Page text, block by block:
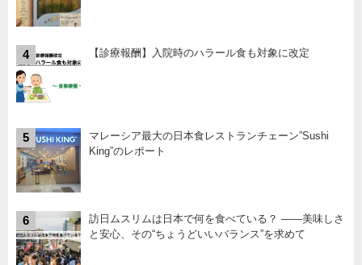
4 【診療報酬】入院時のハラール食も対象に改定
5
マレーシア最大の日本食レストランチェーン”Sushi
King”のレポート
6
訪日ムスリムは日本で何を食べている？ ――美味しさ
と安心、その“ちょうどいいバランス”を求めて